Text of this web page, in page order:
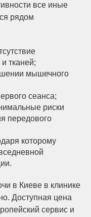
все иные
рядом
тканей;
мышечного
сеанса;
риски
передового
которому
в Киеве в клинике
Доступная цена
сервис и